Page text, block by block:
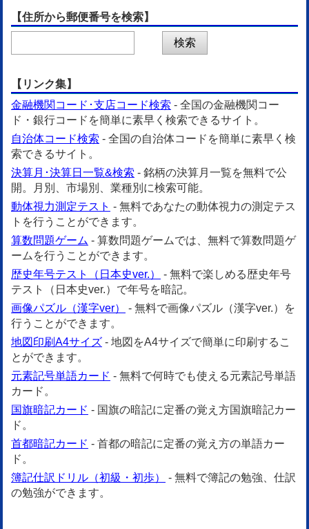
【住所から郵便番号を検索】
【リンク集】
金融機関コード･支店コード検索 - 全国の金融機関コー
ド・銀行コードを簡単に素早く検索できるサイト。
自治体コード検索 - 全国の自治体コードを簡単に素早く検
索できるサイト。
決算月･決算日一覧&検索 - 銘柄の決算月一覧を無料で公
開。月別、市場別、業種別に検索可能。
動体視力測定テスト - 無料であなたの動体視力の測定テス
トを行うことができます。
算数問題ゲーム - 算数問題ゲームでは、無料で算数問題ゲ
ームを行うことができます。
歴史年号テスト（日本史ver.）
- 無料で楽しめる歴史年号
テスト（日本史ver.）で年号を暗記。
画像パズル（漢字ver）
- 無料で画像パズル（漢字ver.）を
行うことができます。
地図印刷A4サイズ - 地図をA4サイズで簡単に印刷するこ
とができます。
元素記号単語カード - 無料で何時でも使える元素記号単語
カード。
国旗暗記カード - 国旗の暗記に定番の覚え方国旗暗記カー
ド。
首都暗記カード - 首都の暗記に定番の覚え方の単語カー
ド。
簿記仕訳ドリル（初級・初歩）
- 無料で簿記の勉強、仕訳
の勉強ができます。